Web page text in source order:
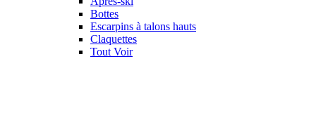
Bottes
Escarpins à talons hauts
Claquettes
Tout Voir